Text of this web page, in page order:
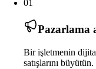
01
Pazarlama
Bir işletmenin
satışlarını büyütün.